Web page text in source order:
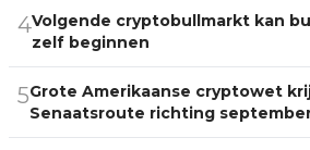
4Volgende cryptobullmarkt kan
zelf beginnen
5Grote Amerikaanse cryptowet
Senaatsroute richting